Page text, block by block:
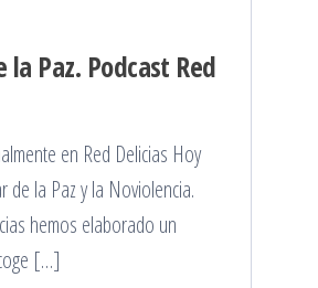
la Paz. Podcast Red
en Red Delicias Hoy
de la Paz y la Noviolencia.
hemos elaborado un
[…]